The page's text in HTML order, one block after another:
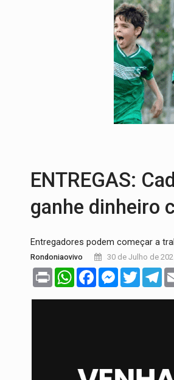
Publicação Legal:
BR-364:Polícia
EMOCIONE:
VOVÔ LADRÃO:
JUSTIÇA:
ENTREGAS:
ganhe dinheiro
Entregadores podem começar a
Rondoniaovivo 30 de Julho de
Print WhatsAppFacebookMessenger
Twitter